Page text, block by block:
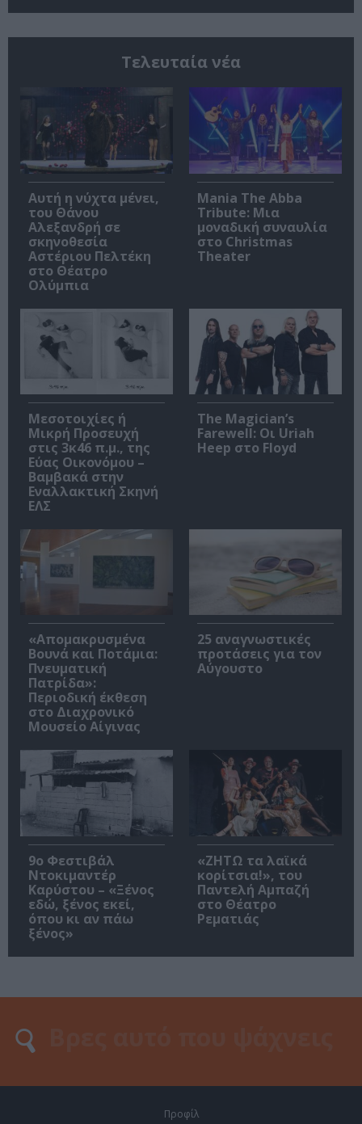
Τελευταία νέα
Αυτή η νύχτα μένει,
του Θάνου
Αλεξανδρή σε
σκηνοθεσία
Αστέριου Πελτέκη
στο Θέατρο
Ολύμπια
Mania The Abba
Tribute: Μια
μοναδική συναυλία
στο Christmas
Theater
Μεσοτοιχίες ή
Μικρή Προσευχή
στις 3κ46 π.μ., της
Εύας Οικονόμου –
Βαμβακά στην
Εναλλακτική Σκηνή
ΕΛΣ
The Magician’s
Farewell: Οι Uriah
Heep στο Floyd
«Απομακρυσμένα
Βουνά και Ποτάμια:
Πνευματική
Πατρίδα»:
Περιοδική έκθεση
στο Διαχρονικό
Μουσείο Αίγινας
25 αναγνωστικές
προτάσεις για τον
Αύγουστο
9ο Φεστιβάλ
Ντοκιμαντέρ
Καρύστου – «Ξένος
εδώ, ξένος εκεί,
όπου κι αν πάω
ξένος»
«ΖΗΤΩ τα λαϊκά
κορίτσια!», του
Παντελή Αμπαζή
στο Θέατρο
Ρεματιάς
Προφίλ